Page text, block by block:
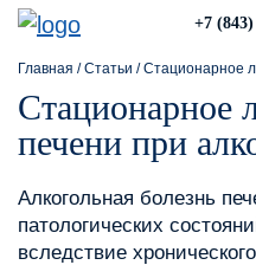
+7
Главная /Статьи /Стационарное
Стационарное
печени при
Алкогольная болезнь
патологических
вследствие